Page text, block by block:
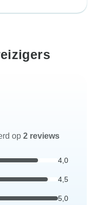
op 2 reviews
4,0
4,5
5,0